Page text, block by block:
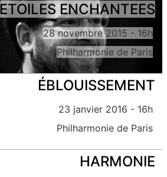
ETOILES ENCHANTEES
28 novembre 2015 - 16h
Philharmonie de Paris
ÉBLOUISSEMENT
23 janvier 2016 - 16h
Philharmonie de Paris
HARMONIE